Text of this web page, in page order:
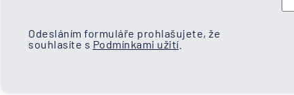
Odesláním formuláře prohlašujete, že
souhlasíte s Podmínkami užití